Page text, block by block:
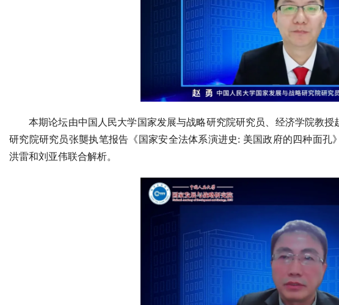
本期论坛由中国人民大学国家发展与战略研究院研究员、经济学院教
研究院研究员张龑执笔报告《国家安全法体系演进史: 美国政府的四种面
洪雷和刘亚伟联合解析。